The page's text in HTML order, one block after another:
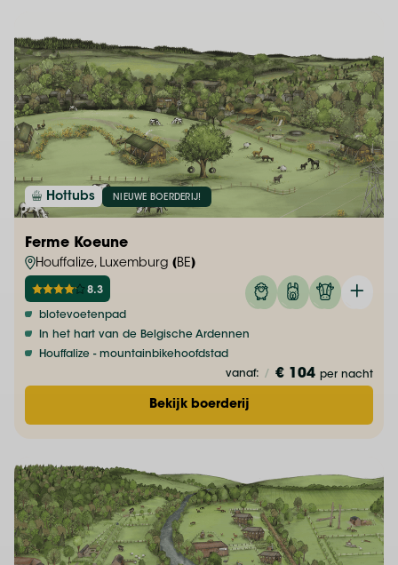
Hottubs NIEUWE BOERDERIJ!
Ferme Koeune
Houffalize, Luxemburg (BE)
8.3
blotevoetenpad
In het hart van de Belgische Ardennen
Houffalize - mountainbikehoofdstad
vanaf: / € 104 per nacht
Bekijk boerderij